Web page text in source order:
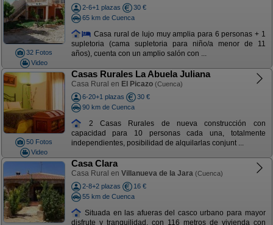
32 Fotos
Video
2-6+1 plazas
30 €
65 km de Cuenca
Casa rural de lujo muy amplia para 6 personas + 1
supletoria (cama supletoria para niño/a menor de 11
años), cuenta con un amplio salón con ...
50 Fotos
Video
Casas Rurales La Abuela Juliana
Casa Rural en El Picazo (Cuenca)
6-20+1 plazas
30 €
90 km de Cuenca
2 Casas Rurales de nueva construcción con
capacidad para 10 personas cada una, totalmente
independientes, posibilidad de alquilarlas conjunt ...
Casa Clara
Casa Rural en Villanueva de la Jara (Cuenca)
2-8+2 plazas
16 €
55 km de Cuenca
Situada en las afueras del casco urbano para mayor
disfrute y tranquilidad, con 116 metros de vivienda con